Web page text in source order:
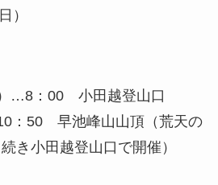
）
…8：00 小田越登山口
：50 早池峰山山頂（荒天の
き小田越登山口で開催）